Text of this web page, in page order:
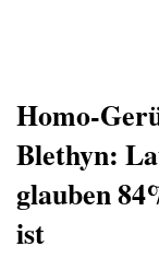
Homo-
Blethyn:
glauben
ist